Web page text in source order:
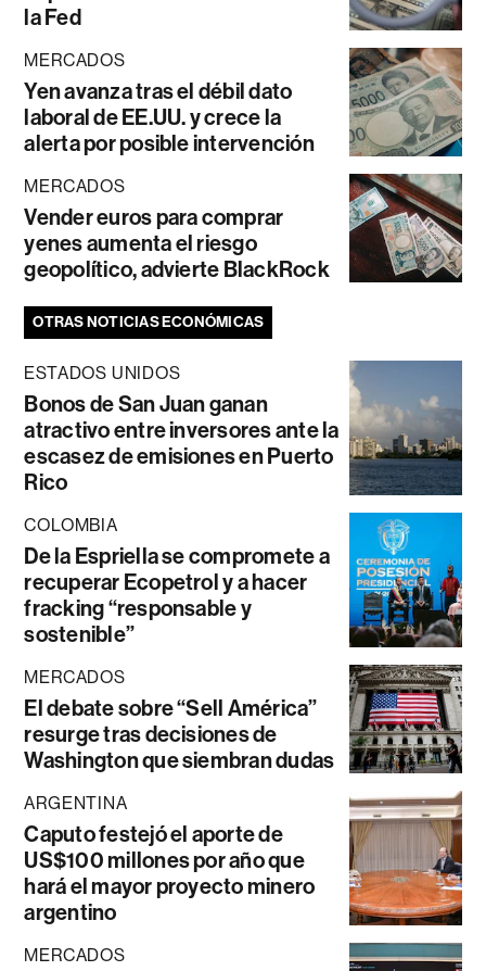
la Fed
MERCADOS
Yen avanza tras el débil dato
laboral de EE.UU. y crece la
alerta por posible intervención
MERCADOS
Vender euros para comprar
yenes aumenta el riesgo
geopolítico, advierte BlackRock
OTRAS NOTICIAS ECONÓMICAS
ESTADOS UNIDOS
Bonos de San Juan ganan
atractivo entre inversores ante la
escasez de emisiones en Puerto
Rico
COLOMBIA
De la Espriella se compromete a
recuperar Ecopetrol y a hacer
fracking “responsable y
sostenible”
MERCADOS
El debate sobre “Sell América”
resurge tras decisiones de
Washington que siembran dudas
ARGENTINA
Caputo festejó el aporte de
US$100 millones por año que
hará el mayor proyecto minero
argentino
MERCADOS